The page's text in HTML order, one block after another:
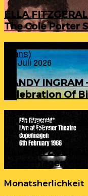
ELLA
The Cole Porter
Evans)
24. Juli 2026
RANDY
Celebration Of
ELLA FITZGERALD
Copenhagen 6th
23. Juli 2026
ELLA
Copenhagen
Monatsherlichkeit